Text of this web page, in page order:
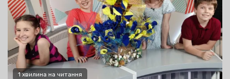
1 хвилина на читання